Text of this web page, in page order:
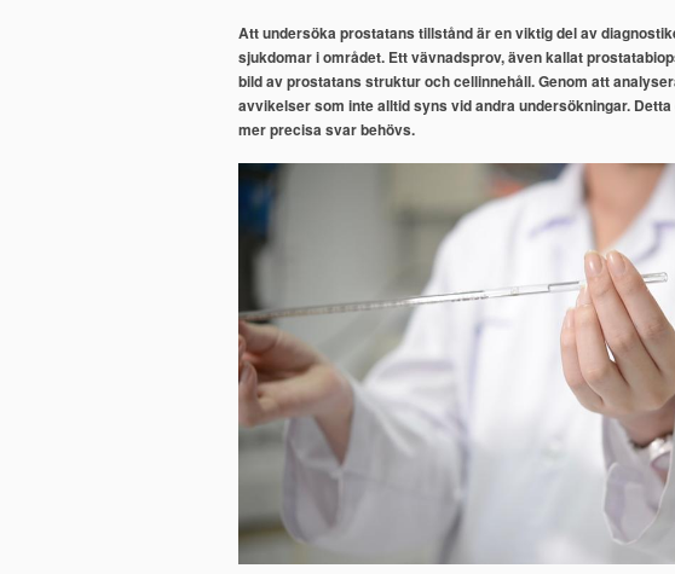
Att undersöka prostatans tillstånd är en viktig del av
sjukdomar i området. Ett vävnadsprov, även kallat
bild av prostatans struktur och cellinnehåll. Genom att
avvikelser som inte alltid syns vid andra undersökningar.
mer precisa svar behövs.